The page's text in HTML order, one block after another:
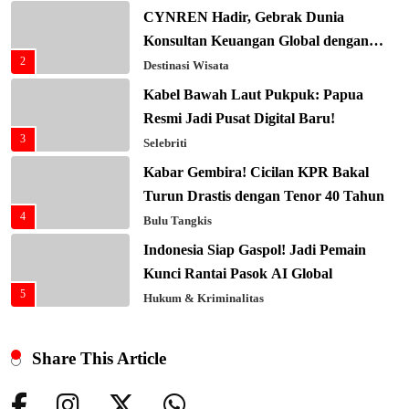
2
CYNREN Hadir, Gebrak Dunia
Konsultan Keuangan Global dengan
Sentuhan AI
Destinasi Wisata
3
Kabel Bawah Laut Pukpuk: Papua
Resmi Jadi Pusat Digital Baru!
Selebriti
4
Kabar Gembira! Cicilan KPR Bakal
Turun Drastis dengan Tenor 40 Tahun
Bulu Tangkis
5
Indonesia Siap Gaspol! Jadi Pemain
Kunci Rantai Pasok AI Global
Hukum & Kriminalitas
Negara G20 di Awal 2026
Keren! Baznas Bangun Sekolah Tenda
Share This Article